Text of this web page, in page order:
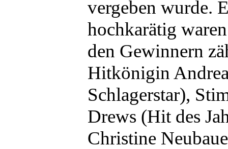
vergeben wurde.
hochkarätig
den Gewinnern
Hitkönigin
Schlagerstar),
Drews (Hit des
Christine